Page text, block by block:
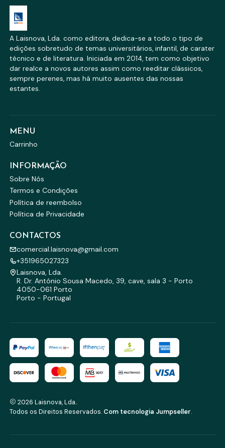
A Laisnova, Lda. como editora, dedica-se a todo o tipo de
edições sobretudo de temas universitários, infantil, de carater
técnico e de literatura. Iniciada em 2014, tem como objetivo
dar realce a novos autores assim como reeditar clássicos,
sempre perenes, mas há muito ausentes das nossas
estantes.
MENU
Carrinho
INFORMAÇÃO
Sobre Nós
Termos e Condições
Política de reembolso
Política de Privacidade
CONTACTOS
comercial.laisnova@gmail.com
+351965027323
Laisnova, Lda.
R. Dr. António Sousa Macedo, 39, cave, sala 3 - Porto
4050-061 Porto
Porto - Portugal
2026 Laisnova, Lda..
Todos os Direitos Reservados. Com tecnologia Jumpseller.